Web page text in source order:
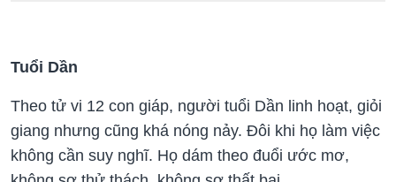
Tuổi Dần
Theo tử vi 12 con giáp, người tuổi Dần linh hoạt, giỏi
giang nhưng cũng khá nóng nảy. Đôi khi họ làm việc
không cần suy nghĩ. Họ dám theo đuổi ước mơ,